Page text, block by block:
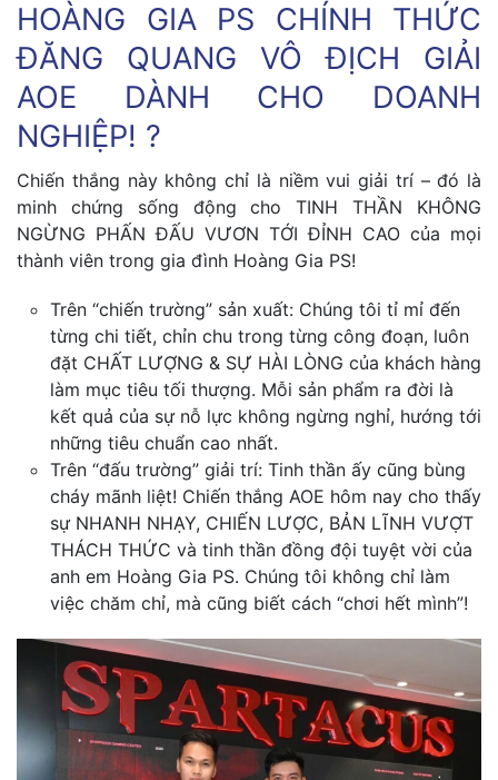
HOÀNG GIA PS CHÍNH THỨC
ĐĂNG QUANG VÔ ĐỊCH GIẢI
AOE DÀNH CHO DOANH
NGHIỆP! ?
Chiến thắng này không chỉ là niềm vui giải trí – đó là
minh chứng sống động cho TINH THẦN KHÔNG
NGỪNG PHẤN ĐẤU VƯƠN TỚI ĐỈNH CAO của mọi
thành viên trong gia đình Hoàng Gia PS!
Trên “chiến trường” sản xuất: Chúng tôi tỉ mỉ đến
từng chi tiết, chỉn chu trong từng công đoạn, luôn
đặt CHẤT LƯỢNG & SỰ HÀI LÒNG của khách hàng
làm mục tiêu tối thượng. Mỗi sản phẩm ra đời là
kết quả của sự nỗ lực không ngừng nghỉ, hướng tới
những tiêu chuẩn cao nhất.
Trên “đấu trường” giải trí: Tinh thần ấy cũng bùng
cháy mãnh liệt! Chiến thắng AOE hôm nay cho thấy
sự NHANH NHẠY, CHIẾN LƯỢC, BẢN LĨNH VƯỢT
THÁCH THỨC và tinh thần đồng đội tuyệt vời của
anh em Hoàng Gia PS. Chúng tôi không chỉ làm
việc chăm chỉ, mà cũng biết cách “chơi hết mình”!